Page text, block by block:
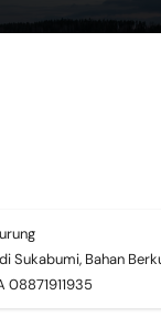
Sukabumi, Bahan
08871911935